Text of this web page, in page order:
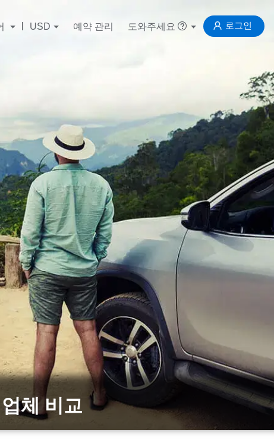
USD 예약 관리 도와주세요 로그인
체 비교